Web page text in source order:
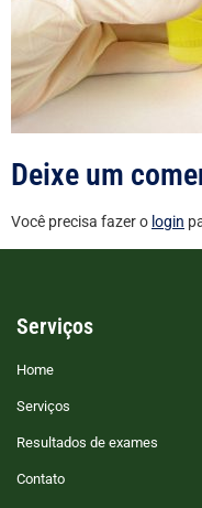
Deixe um
Você precisa fazer o login
Serviços
Home
Serviços
Resultados de exames
Contato